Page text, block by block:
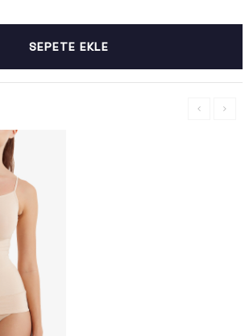
SEPETE EKLE